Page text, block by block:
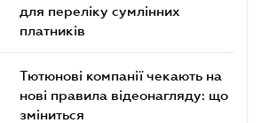
для переліку сумлінних
платників
Тютюнові компанії чекають на
нові правила відеонагляду: що
зміниться